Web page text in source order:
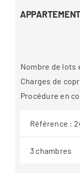
Nombre de lots
Charges de
Procédure en
Référence :
3 chambres